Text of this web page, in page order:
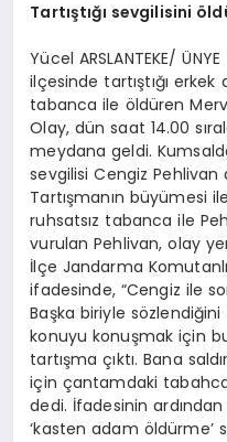
Tartıştığı sevgilisini
Yücel ARSLANTEKE/
ilçesinde tartıştığı erkek
tabanca ile öldüren
Olay, dün saat 14.00
meydana geldi.
sevgilisi Cengiz Pehlivan
Tartışmanın büyümesi
ruhsatsız tabanca ile
vurulan Pehlivan, olay
İlçe Jandarma
ifadesinde, “Cengiz ile
Başka biriyle
konuyu konuşmak için
tartışma çıktı. Bana
için çantamdaki
dedi. İfadesinin
‘kasten adam öldürme’